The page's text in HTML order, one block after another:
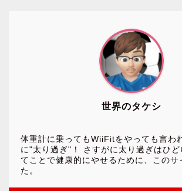
世界のタケシ
体重計に乗ってもWiiFitをやっても言わ
に"太り過ぎ"！ さすがに太り過ぎはひど
てことで健康的にやせるために、このサ
た。